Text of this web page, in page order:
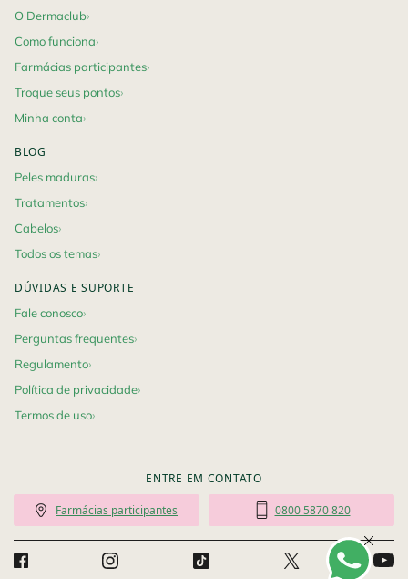
O Dermaclub
Como funciona
Farmácias participantes
Troque seus pontos
Minha conta
BLOG
Peles maduras
Tratamentos
Cabelos
Todos os temas
DÚVIDAS E SUPORTE
Fale conosco
Perguntas frequentes
Regulamento
Política de privacidade
Termos de uso
ENTRE EM CONTATO
Farmácias participantes 0800 5870 820